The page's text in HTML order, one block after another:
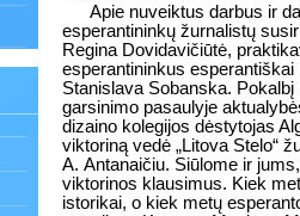
Apie nuveiktus darbus ir
esperantininkų žurnalistų
Regina Dovidavičiūtė,
esperantininkus
Stanislava Sobanska.
garsinimo pasaulyje
dizaino kolegijos dėstytojas
viktoriną vedė „Litova Stelo“
A. Antanaičiu. Siūlome ir
viktorinos klausimus. Kiek
istorikai, o kiek metų